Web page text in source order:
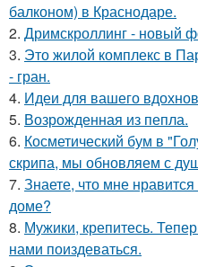
балконом) в Краснодаре.
2. Дримскроллинг - новый
3. Это жилой комплекс в
- гран.
4. Идеи для вашего
5. Возрожденная из пепла.
6. Косметический бум в
скрипа, мы обновляем с
7. Знаете, что мне
доме?
8. Мужики, крепитесь.
нами поиздеваться.